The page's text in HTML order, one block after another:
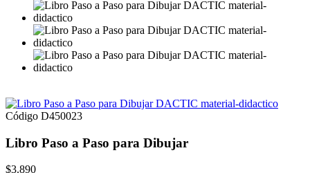
Código D450023
Libro Paso a Paso para Dibujar
$3.890